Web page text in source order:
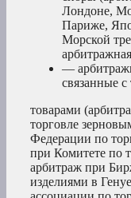
Лондоне,
Париже,
Морской
—
связанные
товарами
торговле
Федерации по
при Комитете по
арбитраж при
изделиями в